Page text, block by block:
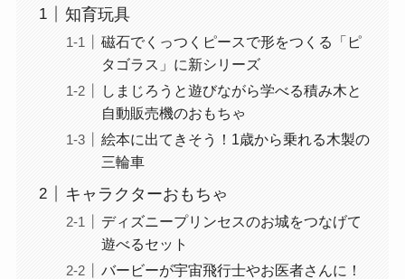
知育玩具
磁石でくっつくピースで形をつくる「ピ
タゴラス」に新シリーズ
しまじろうと遊びながら学べる積み木と
自動販売機のおもちゃ
絵本に出てきそう！1歳から乗れる木製の
三輪車
キャラクターおもちゃ
ディズニープリンセスのお城をつなげて
遊べるセット
バービーが宇宙飛行士やお医者さんに！